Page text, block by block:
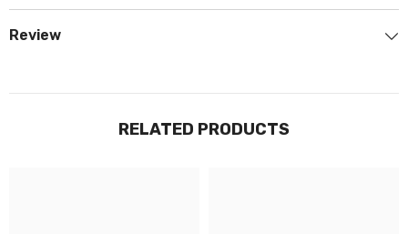
Review
RELATED PRODUCTS